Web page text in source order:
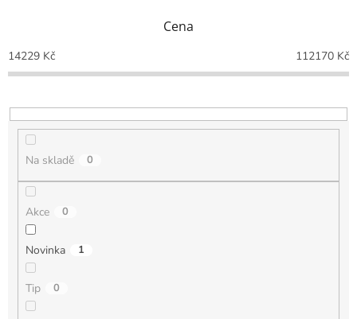
o
d
k
t
Cena
14229 Kč 112170 Kč
Na skladě 0
Akce 0
Novinka 1
Tip 0